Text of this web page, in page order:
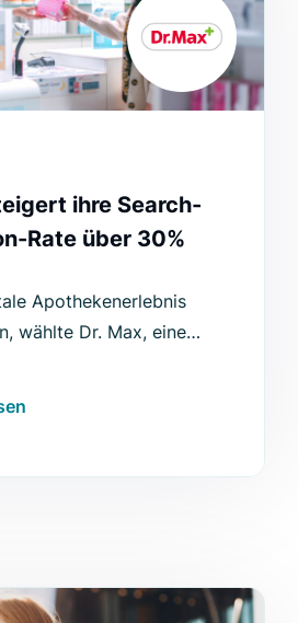
ihre Search-
Rate über 30%
Apothekenerlebnis
wählte Dr. Max, eine